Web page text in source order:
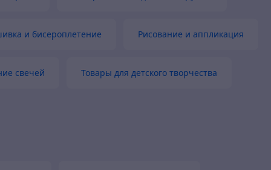
и бисероплетение Рисование и аппликация
свечей Товары для детского творчества